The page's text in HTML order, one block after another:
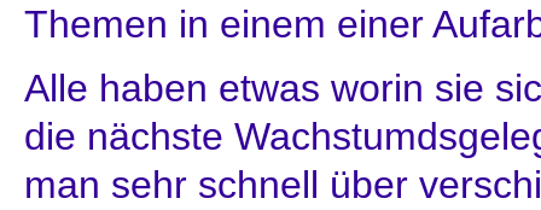
Themen in einem einer
Alle haben etwas worin sie
die nächste
man sehr schnell über